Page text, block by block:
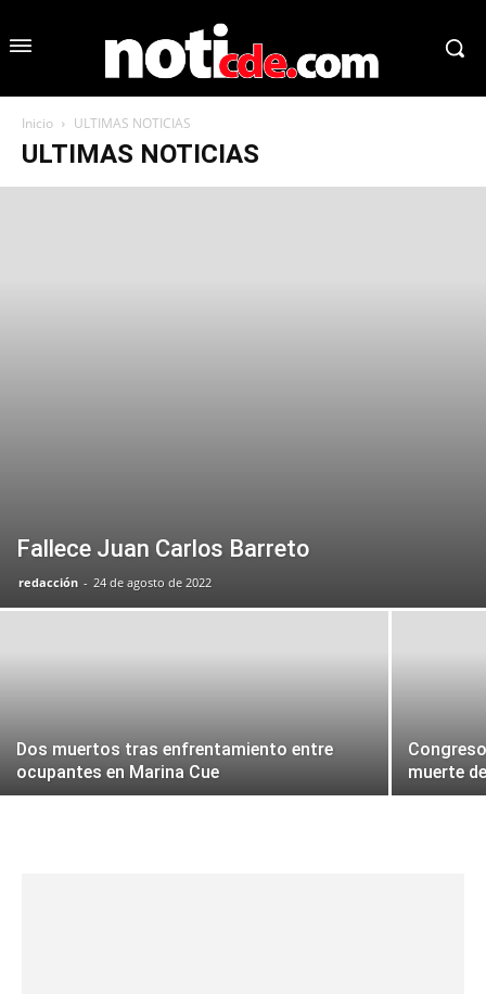
Inicio ULTIMAS NOTICIAS
ULTIMAS NOTICIAS
Fallece Juan Carlos Barreto
redacción - 24 de agosto de 2022
Dos muertos tras enfrentamiento entre
ocupantes en Marina Cue
muerte